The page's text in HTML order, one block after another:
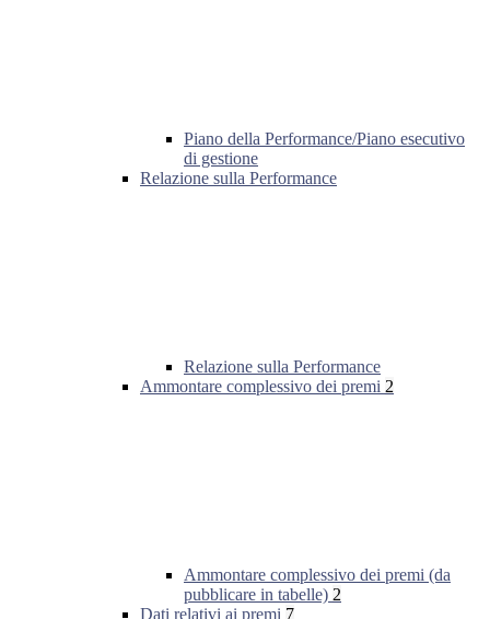
Piano della Performance/Piano esecutivo
di gestione
Relazione sulla Performance
Relazione sulla Performance
Ammontare complessivo dei premi 2
Ammontare complessivo dei premi (da
pubblicare in tabelle) 2
Dati relativi ai premi 7